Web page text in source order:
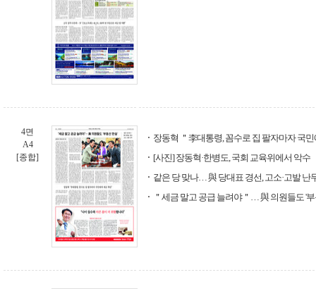
4면
A4
[종합]
장동혁 ＂李대통령, 꼼수로 집 팔자마자 국
[사진] 장동혁·한병도, 국회 교육위에서 악수
같은 당 맞나… 與 당대표 경선, 고소·고발 난
＂세금 말고 공급 늘려야＂… 與 의원들도 '